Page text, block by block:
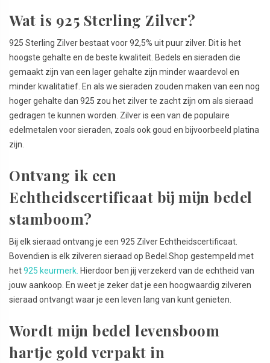
Wat is 925 Sterling Zilver?
925 Sterling Zilver bestaat voor 92,5% uit puur zilver. Dit is het
hoogste gehalte en de beste kwaliteit. Bedels en sieraden die
gemaakt zijn van een lager gehalte zijn minder waardevol en
minder kwalitatief. En als we sieraden zouden maken van een nog
hoger gehalte dan 925 zou het zilver te zacht zijn om als sieraad
gedragen te kunnen worden. Zilver is een van de populaire
edelmetalen voor sieraden, zoals ook goud en bijvoorbeeld platina
zijn.
Ontvang ik een
Echtheidscertificaat bij mijn bedel
stamboom?
Bij elk sieraad ontvang je een 925 Zilver Echtheidscertificaat.
Bovendien is elk zilveren sieraad op Bedel.Shop gestempeld met
het925 keurmerk. Hierdoor ben jij verzekerd van de echtheid van
jouw aankoop. En weet je zeker dat je een hoogwaardig zilveren
sieraad ontvangt waar je een leven lang van kunt genieten.
Wordt mijn bedel levensboom
hartje gold verpakt in